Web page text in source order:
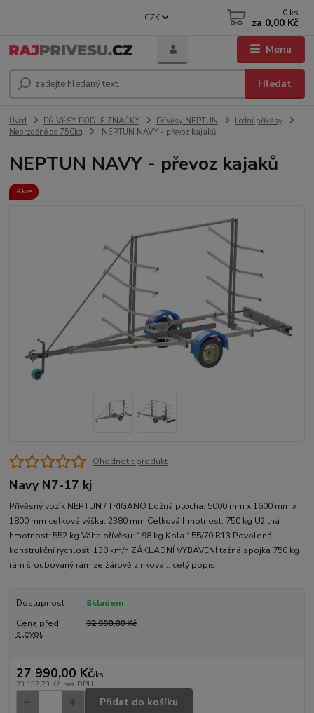
Menu
CZK
Hledat
0 ks
za 0,00 Kč
Úvod PŘÍVĚSY PODLE ZNAČKY Přívěsy NEPTUN
Lodní přívěsy
Nebrzděné do 750kg
NEPTUN NAVY - převoz kajaků
NEPTUN NAVY - převoz kajaků
Akce
Ohodnotit produkt
Navy N7-17 kj
Přívěsný vozík NEPTUN / TRIGANO Ložná plocha: 5000 mm x 1600 mm x
1800 mm celková výška: 2380 mm Celková hmotnost: 750 kg Užitná
hmotnost: 552 kg Váha přívěsu: 198 kg Kola 155/70 R13 Povolená
konstrukční rychlost: 130 km/h ZÁKLADNÍ VYBAVENÍ tažná spojka 750 kg
rám šroubovaný rám ze žárově zinkova... celý popis
Dostupnost
Skladem
Cena před
slevou
32 990,00 Kč
27 990,00 Kč/ks
23 132,23 Kč bez DPH
Přidat do košíku